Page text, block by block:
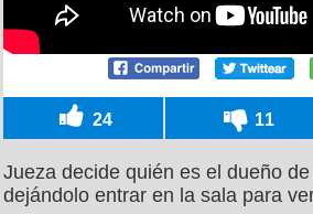
24 11
Jueza decide quién es el dueño
dejándolo entrar en la sala para